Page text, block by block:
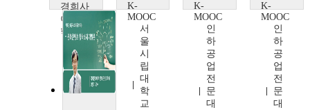
경희사
이버대
학교
정
근
K-
MOOC
서
울
시
립
대
학
교
K-
MOOC
인
하
공
업
전
문
대
K-
MOOC
인
하
공
업
전
문
대